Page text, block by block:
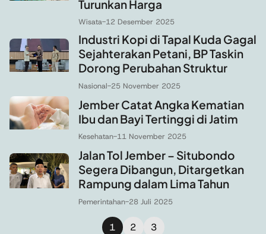
Turunkan Harga
Wisata-12 Desember 2025
Industri Kopi di Tapal Kuda Gagal
Sejahterakan Petani, BP Taskin
Dorong Perubahan Struktur
Nasional-25 November 2025
Jember Catat Angka Kematian
Ibu dan Bayi Tertinggi di Jatim
Kesehatan-11 November 2025
Jalan Tol Jember – Situbondo
Segera Dibangun, Ditargetkan
Rampung dalam Lima Tahun
Pemerintahan-28 Juli 2025
1 2 3